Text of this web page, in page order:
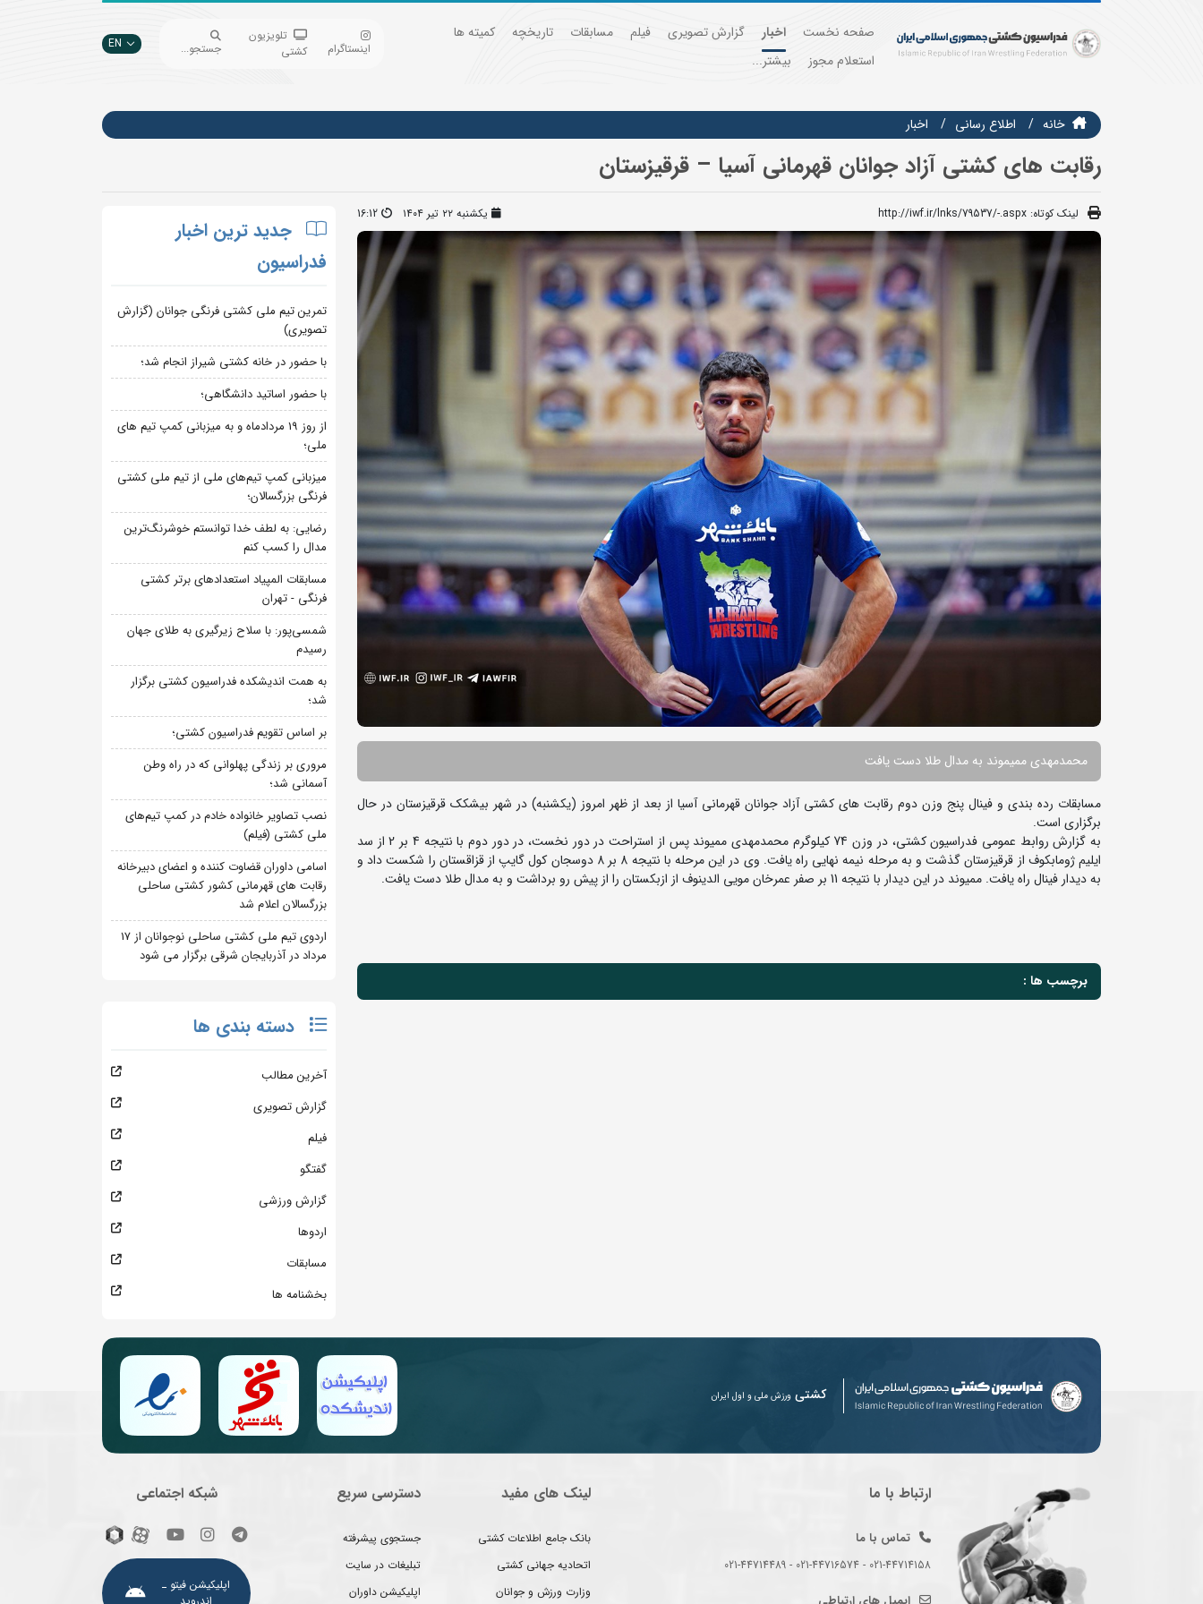
صفحه نخست اخبار گزارش تصویری فیلم مسابقات تاریخچه
کمیته ها
استعلام مجوز
بیشتر...
اینستاگرام
تلویزیون
کشتی
جستجو... EN
خانه اطلاع رسانی اخبار
رقابت های کشتی آزاد جوانان قهرمانی آسیا – قرقیزستان
لینک کوتاه: http://iwf.ir/lnks/79537/-.aspx یکشنبه ۲۲ تیر ۱۴۰۴ 16:12
محمدمهدی ممیموند به مدال طلا دست یافت
مسابقات رده بندی و فینال پنج وزن دوم رقابت های کشتی آزاد جوانان قهرمانی آسیا از بعد از ظهر امروز (یکشنبه) در شهر بیشکک قرقیزستان در حال
برگزاری است.
به گزارش روابط عمومی فدراسیون کشتی، در وزن 74 کیلوگرم محمدمهدی ممیوند پس از استراحت در دور نخست، در دور دوم با نتیجه 4 بر 2 از سد
ایلیم ژومابکوف از قرقیزستان گذشت و به مرحله نیمه نهایی راه یافت. وی در این مرحله با نتیجه 8 بر 8 دوسجان کول گایپ از قزاقستان را شکست داد و
به دیدار فینال راه یافت. ممیوند در این دیدار با نتیجه 11 بر صفر عمرخان مویی الدینوف از ازبکستان را از پیش رو برداشت و به مدال طلا دست یافت.
برچسب ها :
جدید ترین اخبار
فدراسیون
تمرین تیم ملی کشتی فرنگی جوانان (گزارش
تصویری)
با حضور در خانه کشتی شیراز انجام شد؛
با حضور اساتید دانشگاهی؛
از روز 19 مردادماه و به میزبانی کمپ تیم های
ملی؛
میزبانی کمپ تیم‌های ملی از تیم ملی کشتی
فرنگی بزرگسالان؛
رضایی: به لطف خدا توانستم خوشرنگ‌ترین
مدال را کسب کنم
مسابقات المپیاد استعدادهای برتر کشتی
فرنگی - تهران
شمسی‌پور: با سلاح زیرگیری به طلای جهان
رسیدم
به همت اندیشکده فدراسیون کشتی برگزار
شد؛
بر اساس تقویم فدراسیون کشتی؛
مروری بر زندگی پهلوانی که در راه وطن
آسمانی شد؛
نصب تصاویر خانواده خادم در کمپ تیم‌های
ملی کشتی (فیلم)
اسامی داوران قضاوت کننده و اعضای دبیرخانه
رقابت های قهرمانی کشور کشتی ساحلی
بزرگسالان اعلام شد
اردوی تیم ملی کشتی ساحلی نوجوانان از 17
مرداد در آذربایجان شرقی برگزار می شود
دسته بندی ها
آخرین مطالب
گزارش تصویری
فیلم
گفتگو
گزارش ورزشی
اردوها
مسابقات
بخشنامه ها
کشتی ورزش ملی و اول ایران
ارتباط با ما
تماس با ما
021-44714158 - 021-44716574 - 021-44714489
لینک های مفید
بانک جامع اطلاعات کشتی
اتحادیه جهانی کشتی
وزارت ورزش و جوانان
دسترسی سریع
جستجوی پیشرفته
تبلیغات در سایت
اپلیکیشن داوران
شبکه اجتماعی
اپلیکیشن فیتو ـ